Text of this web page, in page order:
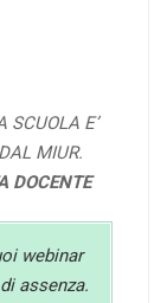
SCUOLA E’
MIUR.
DOCENTE
webinar
assenza.